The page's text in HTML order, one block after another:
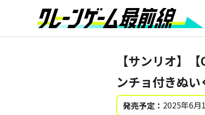
【サンリオ】
ンチョ付きぬい
発売予定： 2025年6月